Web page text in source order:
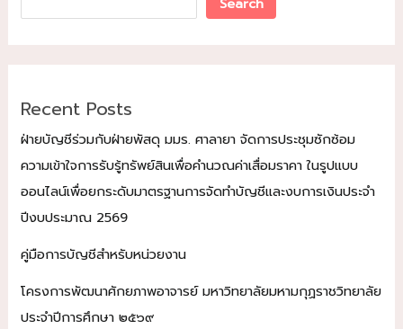
งด
ของ
ขวัญ
ของ
กำนัล
จาก
ปฏิบัติ
หน้าที่
(No
Recent Posts
ฝ่ายบัญชีร่วมกับฝ่ายพัสดุ มมร. ศาลายา จัดการประชุมซักซ้อม
ความเข้าใจการรับรู้ทรัพย์สินเพื่อคำนวณค่าเสื่อมราคา ในรูปแบบ
ออนไลน์เพื่อยกระดับมาตรฐานการจัดทำบัญชีและงบการเงินประจำ
ปีงบประมาณ 2569
คู่มือการบัญชีสำหรับหน่วยงาน
โครงการพัฒนาศักยภาพอาจารย์ มหาวิทยาลัยมหามกุฏราชวิทยาลัย
ประจำปีการศึกษา ๒๕๖๙